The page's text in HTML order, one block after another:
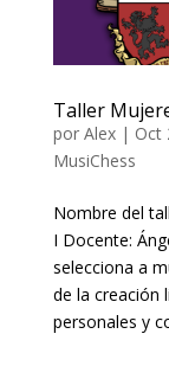
Taller
por Alex| Oct
MusiChess
Nombre del
I Docente:
selecciona a
de la creación
personales y